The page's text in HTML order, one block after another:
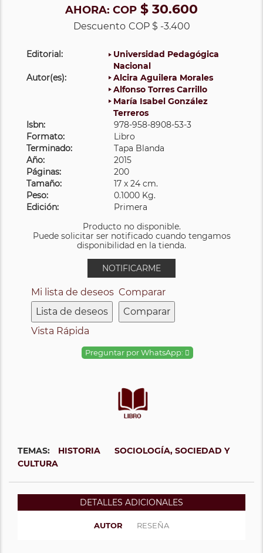
AHORA: COP $ 30.600
Descuento COP $ -3.400
Editorial:
Universidad Pedagógica
Nacional
Autor(es):
Alcira Aguilera Morales
Alfonso Torres Carrillo
María Isabel González
Terreros
Isbn:
978-958-8908-53-3
Formato:
Libro
Terminado:
Tapa Blanda
Año:
2015
Páginas:
200
Tamaño:
17 x 24 cm.
Peso:
0.1000 Kg.
Edición:
Primera
Producto no disponible.
Puede solicitar ser notificado cuando tengamos
disponibilidad en la tienda.
NOTIFICARME
Mi lista de deseos
Lista de deseos
Comparar
Comparar
Vista Rápida
Preguntar por WhatsApp:
TEMAS: HISTORIA
SOCIOLOGÍA, SOCIEDAD Y
CULTURA
DETALLES ADICIONALES
AUTOR RESEÑA